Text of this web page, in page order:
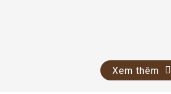
Xem thêm